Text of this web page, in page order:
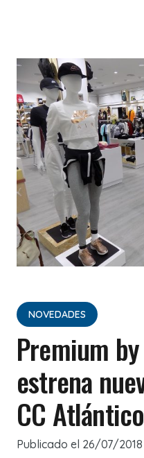
NOVEDADES
Premium
estrena
CC Atlántico
Publicado el 26/07/2018